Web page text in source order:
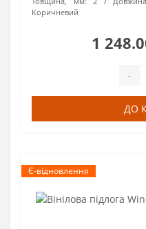
Коричневий
1
-
ДО
Є-відновлення